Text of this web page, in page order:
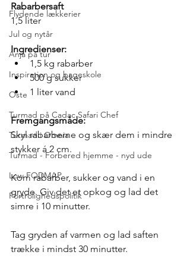
Flydende lækkerier
Jul og nytår
Anja på tur
Inspiration og bageskole
Oste
Turmad på Cadac Safari Chef
Turmad i Omnia
Turmad - Forbered hjemme - nyd ude
Low FODMAP
Fortrolighedspolitik
Rabarbersaft
1,5 liter
Ingredienser:
1,5 kg rabarber
500 g sukker
1 liter vand
Fremgangsmåde:
Skyl rabarberne og skær dem i mindre
stykker á 2 cm.
Kom rabarber, sukker og vand i en
gryde. Giv det et opkog og lad det
simre i 10 minutter.
Tag gryden af varmen og lad saften
trække i mindst 30 minutter.